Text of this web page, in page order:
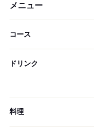
メニュー
コース
ドリンク
料理